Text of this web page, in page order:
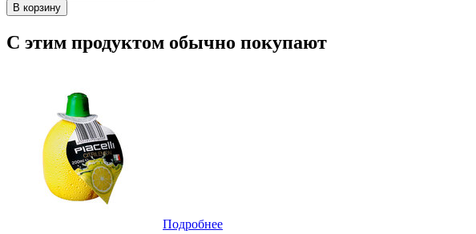
В корзину
С этим продуктом обычно покупают
Подробнее